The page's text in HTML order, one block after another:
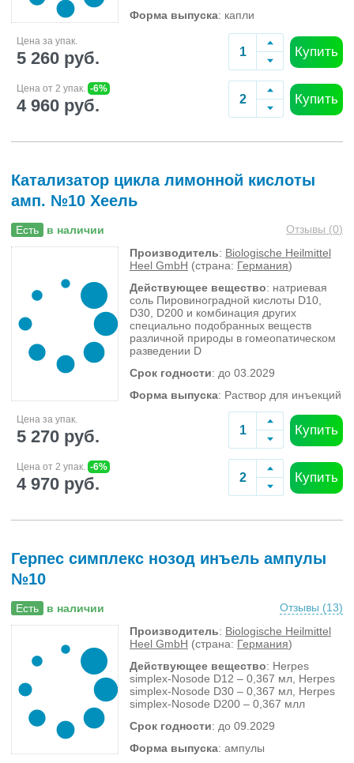
Форма выпуска: капли
Цена за упак.
5 260 руб. Купить
Цена от 2 упак. -6%
4 960 руб. Купить
Катализатор цикла лимонной кислоты
амп. №10 Хеель
Есть в наличии Отзывы (0)
Производитель: Biologische Heilmittel
Heel GmbH (страна: Германия)
Действующее вещество: натриевая
соль Пировиноградной кислоты D10,
D30, D200 и комбинация других
специально подобранных веществ
различной природы в гомеопатическом
разведении D
Срок годности: до 03.2029
Форма выпуска: Раствор для инъекций
Цена за упак.
5 270 руб. Купить
Цена от 2 упак. -6%
4 970 руб. Купить
Герпес симплекс нозод инъель ампулы
№10
Есть в наличии Отзывы (13)
Производитель: Biologische Heilmittel
Heel GmbH (страна: Германия)
Действующее вещество: Herpes
simplex-Nosode D12 – 0,367 мл, Herpes
simplex-Nosode D30 – 0,367 мл, Herpes
simplex-Nosode D200 – 0,367 млл
Срок годности: до 09.2029
Форма выпуска: ампулы